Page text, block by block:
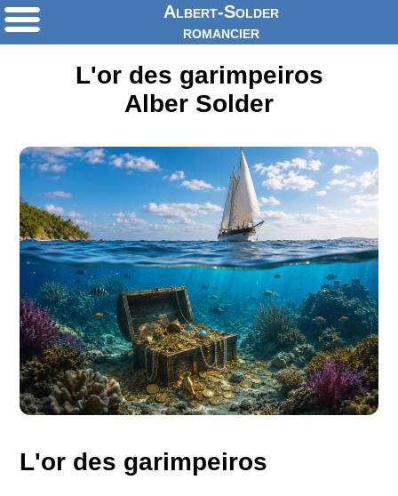
Albert-Solder
romancier
L'or des garimpeiros
Alber Solder
L'or des garimpeiros